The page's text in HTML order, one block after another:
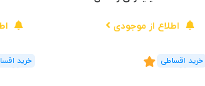
اطلاع از موجودی
(10 رای)
3.7
(1رای)